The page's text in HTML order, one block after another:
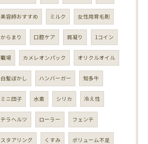
美容師おすすめ ミルク 女性用育毛剤
からまり 口腔ケア 肩凝り 1コイン
職場 カメレオンパック オリクルオイル
白髪ぼかし ハンバーガー 知多牛
ミニ団子 水素 シリカ 冷え性
テラヘルツ ローラー フェンテ
スタアリング くすみ ボリューム不足